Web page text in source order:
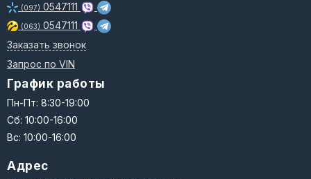
(097) 0547111
(063) 0547111
Заказать звонок
Запрос по VIN
График работы
Пн-Пт: 8:30-19:00
Сб: 10:00-16:00
Вс: 10:00-16:00
Адрес